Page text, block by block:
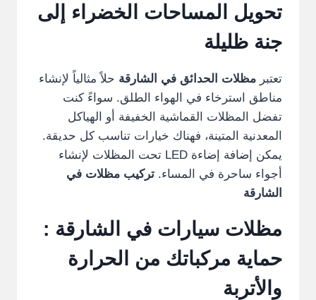
تحويل المساحات الخضراء إلى
جنة ظليلة
تعتبر مظلات الحدائق في الشارقة حلاً مثالياً لإنشاء
مناطق استرخاء في الهواء الطلق. سواءً كنت
تفضل المظلات القماشية الخفيفة أو الهياكل
المعدنية المتينة، فهناك خيارات تناسب كل حديقة.
يمكن إضافة إضاءة LED تحت المظلات لإنشاء
أجواء ساحرة في المساء. تركيب مظلات في
الشارقة
مظلات سيارات في الشارقة :
حماية مركباتك من الحرارة
والأتربة